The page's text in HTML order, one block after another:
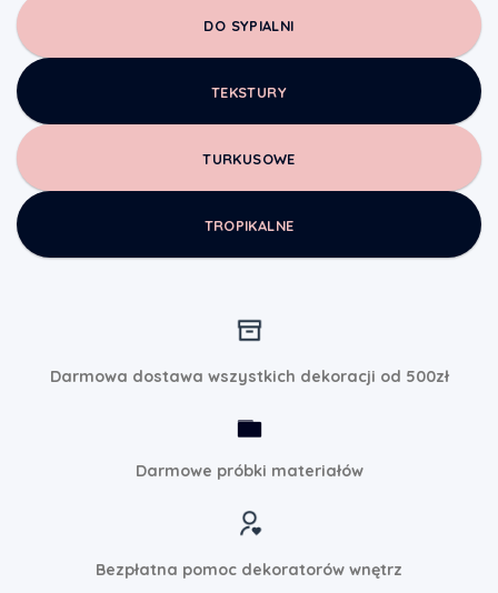
DO SYPIALNI
TEKSTURY
TURKUSOWE
TROPIKALNE
Darmowa dostawa wszystkich dekoracji od 500zł
Darmowe próbki materiałów
Bezpłatna pomoc dekoratorów wnętrz